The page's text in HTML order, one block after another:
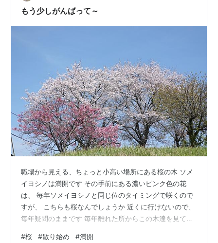
ー募集！ ランキング参加中gooからきました ランキング
もう少しがんばって～
職場から見える、ちょっと小高い場所にある桜の木 ソメ
イヨシノは満開です その手前にある濃いピンク色の花
は、 毎年ソメイヨシノと同じ位のタイミングで咲くので
すが、 こちらも桜なんでしょうか 近くに行けないので、
毎年疑問のままです 毎年離れた所からこの木達を見て
#桜 #散り始め #満開